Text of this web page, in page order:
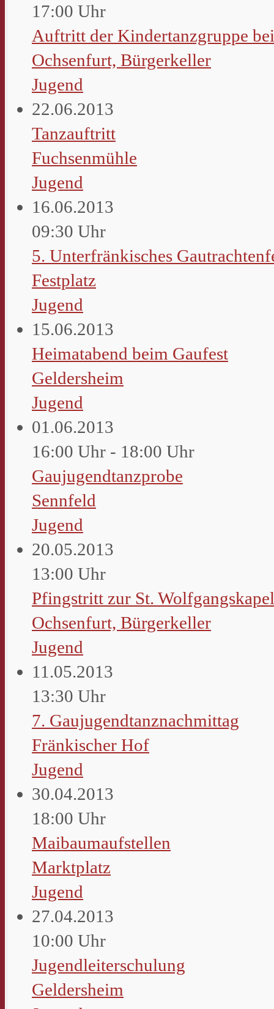
17:00 Uhr
Auftritt der Kindertanzgruppe
Ochsenfurt, Bürgerkeller
Jugend
22.06.2013
Tanzauftritt
Fuchsenmühle
Jugend
16.06.2013
09:30 Uhr
5. Unterfränkisches
Festplatz
Jugend
15.06.2013
Heimatabend beim Gaufest
Geldersheim
Jugend
01.06.2013
16:00 Uhr - 18:00 Uhr
Gaujugendtanzprobe
Sennfeld
Jugend
20.05.2013
13:00 Uhr
Pfingstritt zur St.
Ochsenfurt, Bürgerkeller
Jugend
11.05.2013
13:30 Uhr
7. Gaujugendtanznachmittag
Fränkischer Hof
Jugend
30.04.2013
18:00 Uhr
Maibaumaufstellen
Marktplatz
Jugend
27.04.2013
10:00 Uhr
Jugendleiterschulung
Geldersheim